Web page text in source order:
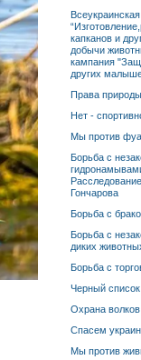
капканов и
добычи
кампания
других
Права
Нет -
Мы против
Борьба с
Гончарова
Борьба с
Борьба с
диких
Борьба с
Черный
Охрана волков
Спасем
Мы против